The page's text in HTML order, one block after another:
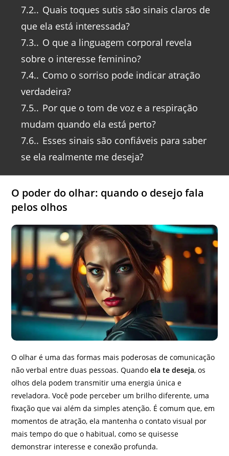
7.2. Quais toques sutis são sinais claros de
que ela está interessada?
7.3. O que a linguagem corporal revela
sobre o interesse feminino?
7.4. Como o sorriso pode indicar atração
verdadeira?
7.5. Por que o tom de voz e a respiração
mudam quando ela está perto?
7.6. Esses sinais são confiáveis para saber
se ela realmente me deseja?
O poder do olhar: quando o desejo fala
pelos olhos
O olhar é uma das formas mais poderosas de comunicação
não verbal entre duas pessoas. Quandoela te deseja, os
olhos dela podem transmitir uma energia única e
reveladora. Você pode perceber um brilho diferente, uma
fixação que vai além da simples atenção. É comum que, em
momentos de atração, ela mantenha o contato visual por
mais tempo do que o habitual, como se quisesse
demonstrar interesse e conexão profunda.